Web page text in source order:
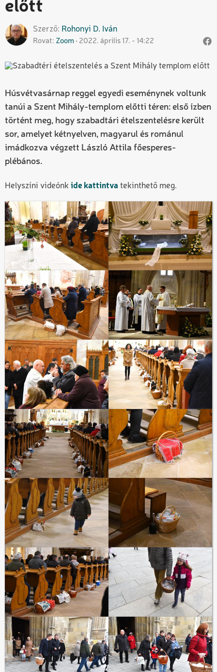
előtt
Szerző Rohonyi D. Iván
Rovat Zoom 2022. április 17. - 14:22
Húsvétvasárnap reggel egyedi eseménynek voltunk
tanúi a Szent Mihály-templom előtti téren: első ízben
történt meg, hogy szabadtári ételszentelésre került
sor, amelyet kétnyelven, magyarul és románul
imádkozva végzett László Attila főesperes-
plébános.
Helyszíni videónk ide kattintva tekinthető meg.